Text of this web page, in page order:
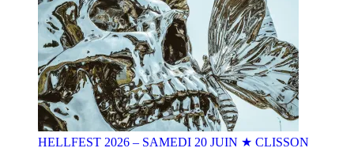
HELLFEST 2026 – SAMEDI 20 JUIN ★ CLISSON